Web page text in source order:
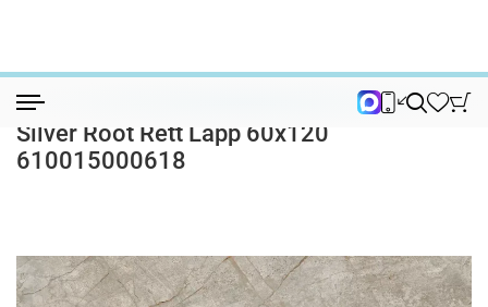
Керамогранит Керамогранит Эмпаер (Empire) Empire S...
Керамогранит Эмпаер (Empire) Empire
Silver Root Rett Lapp 60x120
610015000618